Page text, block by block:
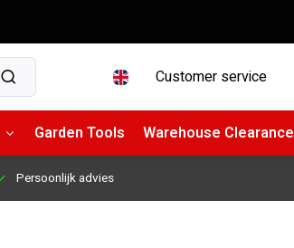
Customer service
Garden Tools Warehouse Clearance
Persoonlijk advies